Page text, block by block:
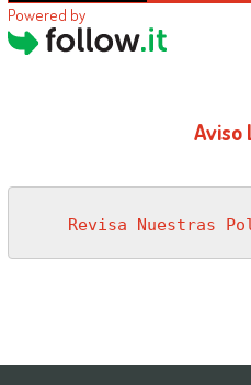
Powered by
Aviso
Revisa Nuestras